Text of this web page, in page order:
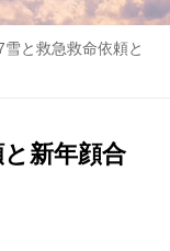
と救急救命依頼と
と新年顔合